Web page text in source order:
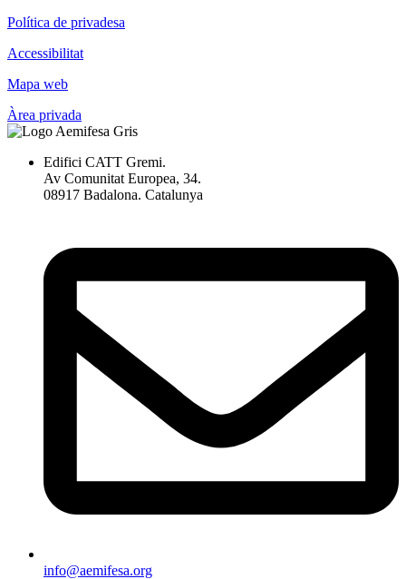
Política de privadesa
Accessibilitat
Mapa web
Àrea privada
Edifici CATT Gremi.
Av Comunitat Europea, 34.
08917 Badalona. Catalunya
info@aemifesa.org